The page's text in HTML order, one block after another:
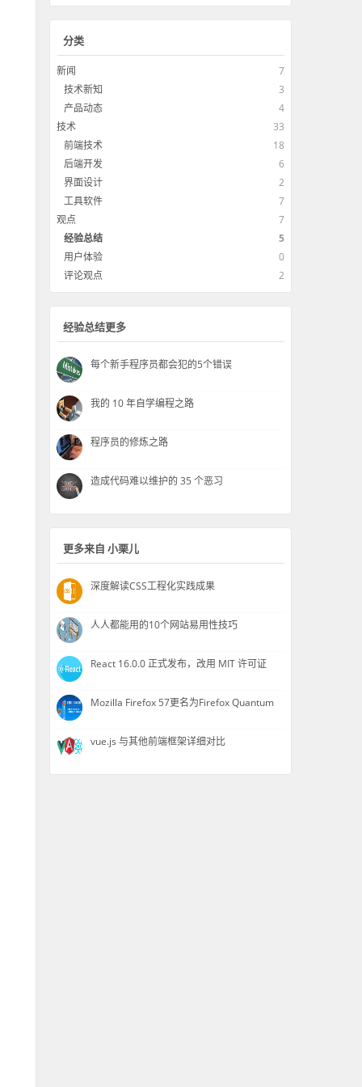
分类
新闻
7
技术新知
3
产品动态
4
技术
33
前端技术
18
后端开发
6
界面设计
2
工具软件
7
观点
7
经验总结
5
用户体验
0
评论观点
2
经验总结更多
每个新手程序员都会犯的5个错误
我的 10 年自学编程之路
程序员的修炼之路
造成代码难以维护的 35 个恶习
更多来自 小栗儿
深度解读CSS工程化实践成果
人人都能用的10个网站易用性技巧
React 16.0.0 正式发布，改用 MIT 许可证
Mozilla Firefox 57更名为Firefox Quantum
vue.js 与其他前端框架详细对比